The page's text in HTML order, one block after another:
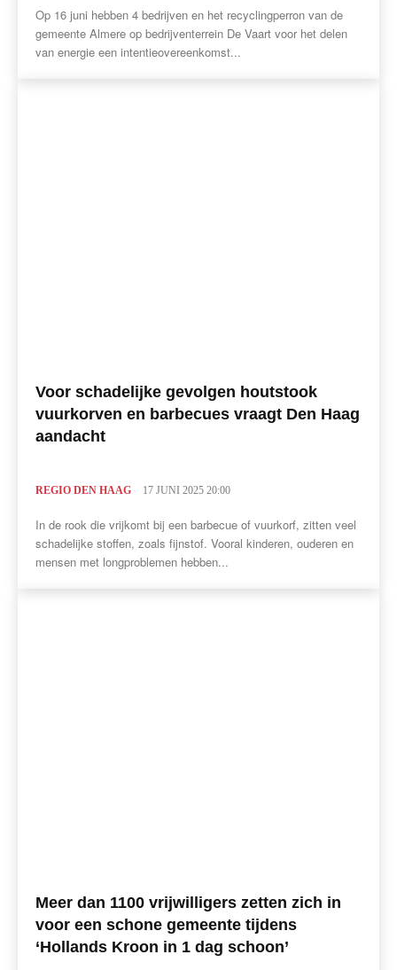
Op 16 juni hebben 4 bedrijven en het recyclingperron van de
gemeente Almere op bedrijventerrein De Vaart voor het delen
van energie een intentieovereenkomst...
Voor schadelijke gevolgen houtstook
vuurkorven en barbecues vraagt Den Haag
aandacht
REGIO DEN HAAG 17 JUNI 2025 20:00
In de rook die vrijkomt bij een barbecue of vuurkorf, zitten veel
schadelijke stoffen, zoals fijnstof. Vooral kinderen, ouderen en
mensen met longproblemen hebben...
Meer dan 1100 vrijwilligers zetten zich in
voor een schone gemeente tijdens
‘Hollands Kroon in 1 dag schoon’